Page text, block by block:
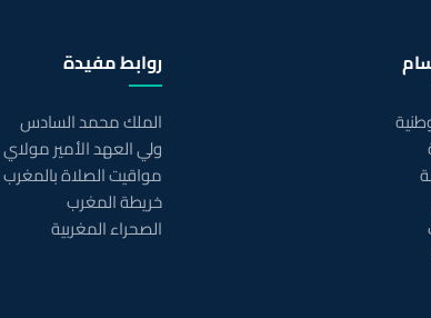
روابط مفيدة
الملك محمد السادس
ولي العهد الأمير
مواقيت الصلاة بالمغرب
خريطة المغرب
الصحراء المغربية